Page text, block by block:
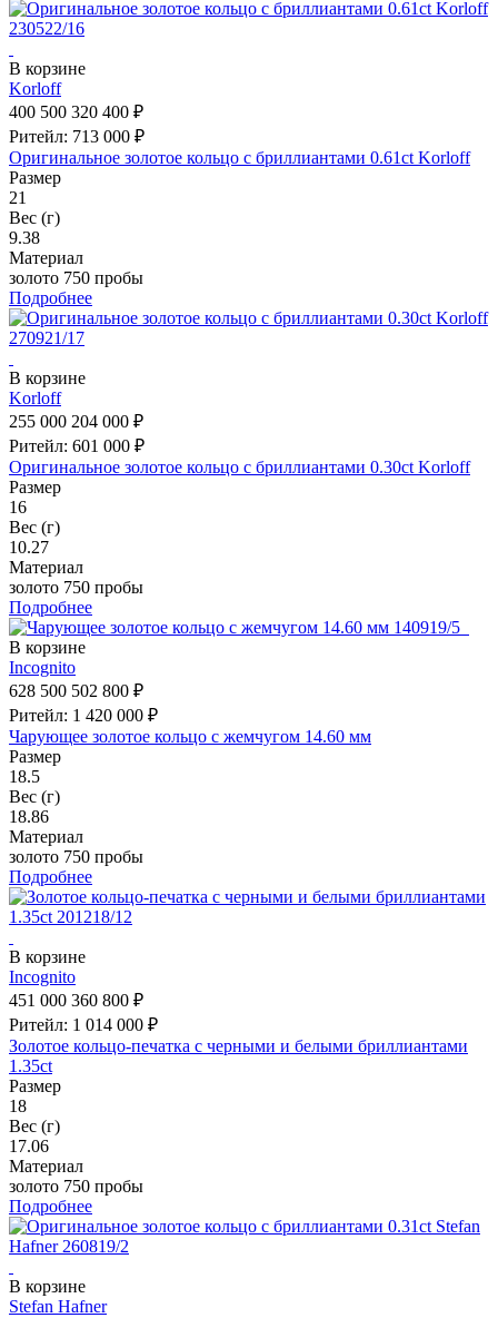
В корзине
Korloff
400 500 320 400 ₽
Ритейл: 713 000 ₽
Оригинальное золотое кольцо с бриллиантами 0.61ct Korloff
Размер
21
Вес (г)
9.38
Материал
золото 750 пробы
Подробнее
В корзине
Korloff
255 000 204 000 ₽
Ритейл: 601 000 ₽
Оригинальное золотое кольцо c бриллиантами 0.30ct Korloff
Размер
16
Вес (г)
10.27
Материал
золото 750 пробы
Подробнее
В корзине
Incognito
628 500 502 800 ₽
Ритейл: 1 420 000 ₽
Чарующее золотое кольцо с жемчугом 14.60 мм
Размер
18.5
Вес (г)
18.86
Материал
золото 750 пробы
Подробнее
В корзине
Incognito
451 000 360 800 ₽
Ритейл: 1 014 000 ₽
Золотое кольцо-печатка с черными и белыми бриллиантами
1.35ct
Размер
18
Вес (г)
17.06
Материал
золото 750 пробы
Подробнее
В корзине
Stefan Hafner